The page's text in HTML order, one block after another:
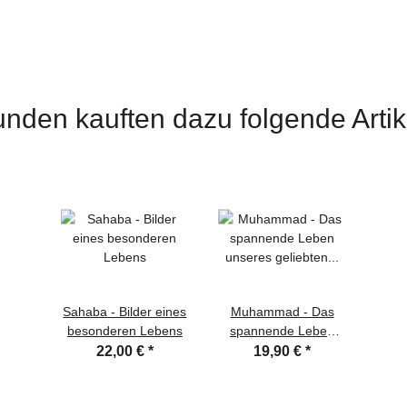
kauften dazu folgende
Sahaba - Bilder eines
besonderen Lebens
22,00 € *
Muhammad - Das
spannende Leben
unseres geliebten
19,90 €*